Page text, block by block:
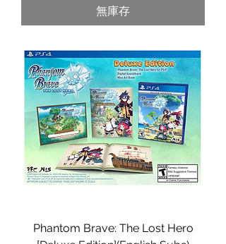
無庫存
Phantom Brave: The Lost Hero